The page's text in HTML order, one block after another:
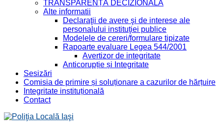
TRANSPARENȚĂ DECIZIONALĂ
Alte informatii
Declaraţii de avere şi de interese ale
personalului instituţiei publice
Modelele de cereri/formulare tipizate
Rapoarte evaluare Legea 544/2001
Avertizor de integritate
Anticorupție și Integritate
Sesizări
Comisia de primire și soluționare a cazurilor de hărțuire
Integritate instituțională
Contact